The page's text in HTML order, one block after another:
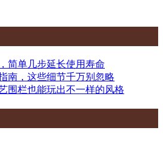
简单几步延长使用寿命
南，这些细节千万别忽略
围栏也能玩出不一样的风格